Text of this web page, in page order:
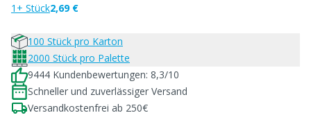
1+ Stück2,69 €
100 Stück pro Karton
2000 Stück pro Palette
9444 Kundenbewertungen: 8,3/10
Schneller und zuverlässiger Versand
Versandkostenfrei ab 250€